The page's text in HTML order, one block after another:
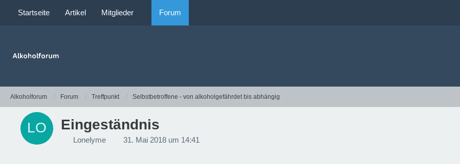
Startseite Artikel Mitglieder Forum
Alkoholforum Forum Treffpunkt Selbstbetroffene - von alkoholgefährdet bis abhängig
Eingeständnis
Lonelyme 31. Mai 2018 um 14:41